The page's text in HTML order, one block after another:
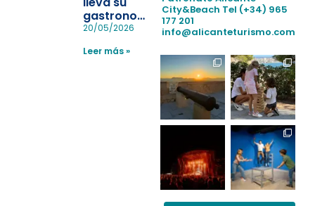
playas y
realiza con
éxito un
simulacro de socorrismo
gastronomía
a Madrid
reforzar el
20/05/2026
Leer más »
City&Beach Tel (+34) 965
177 201
info@alicanteturismo.com